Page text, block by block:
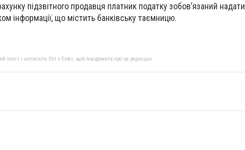
підзвітного продавця платник податку зобов’язаний надати
інформації, що містить банківську таємницю.
текст і натисніть Ctrl + Enter, щоб повідомити про це редакцію